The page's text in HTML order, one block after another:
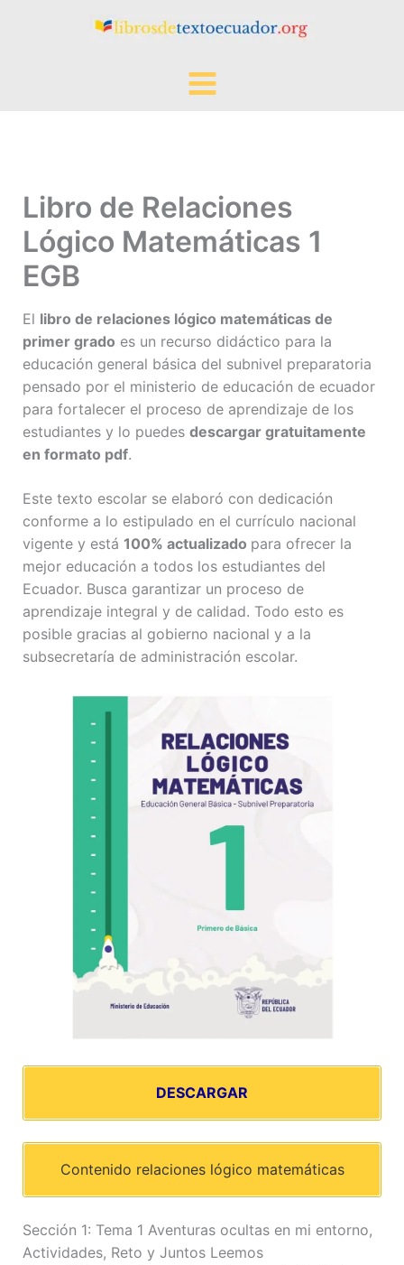
Libro de Relaciones
Lógico Matemáticas 1
EGB
El libro de relaciones lógico matemáticas de
primer grado es un recurso didáctico para la
educación general básica del subnivel preparatoria
pensado por el ministerio de educación de ecuador
para fortalecer el proceso de aprendizaje de los
estudiantes y lo puedes descargar gratuitamente
en formato pdf.
Este texto escolar se elaboró con dedicación
conforme a lo estipulado en el currículo nacional
vigente y está 100% actualizado para ofrecer la
mejor educación a todos los estudiantes del
Ecuador. Busca garantizar un proceso de
aprendizaje integral y de calidad. Todo esto es
posible gracias al gobierno nacional y a la
subsecretaría de administración escolar.
DESCARGAR
Contenido relaciones lógico matemáticas
Sección 1: Tema 1 Aventuras ocultas en mi entorno,
Actividades, Reto y Juntos Leemos